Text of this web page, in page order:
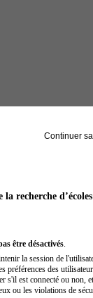
Continuer
recherche
être désactivés.
la session de
préférences des
s'il est connecté ou non,
ou les violations de